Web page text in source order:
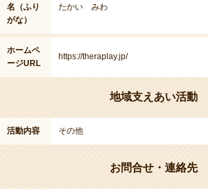
名（ふり
がな）
たかい みわ
ホームペ
ージURL
https://theraplay.jp/
地域支えあい活動
活動内容 その他
お問合せ・連絡先